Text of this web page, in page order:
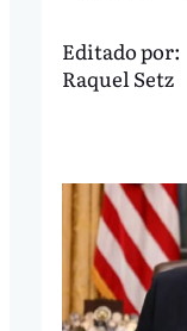
Editado por:
Raquel Setz